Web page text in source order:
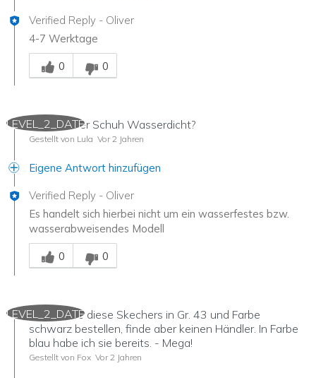
Verified Reply - Oliver
4-7 Werktage
Mitarbeiter-Gutachter
0
0
LEVEL_2_DATE
Hallo, ist der Schuh Wasserdicht?
Gestellt von Lula Vor 2 Jahren
Eigene Antwort hinzufügen
Verified Reply - Oliver
Es handelt sich hierbei nicht um ein wasserfestes bzw.
wasserabweisendes Modell
Mitarbeiter-Gutachter
0
0
LEVEL_2_DATE
Ich möchte diese Skechers in Gr. 43 und Farbe
schwarz bestellen, finde aber keinen Händler. In Farbe
blau habe ich sie bereits. - Mega!
Gestellt von Fox Vor 2 Jahren